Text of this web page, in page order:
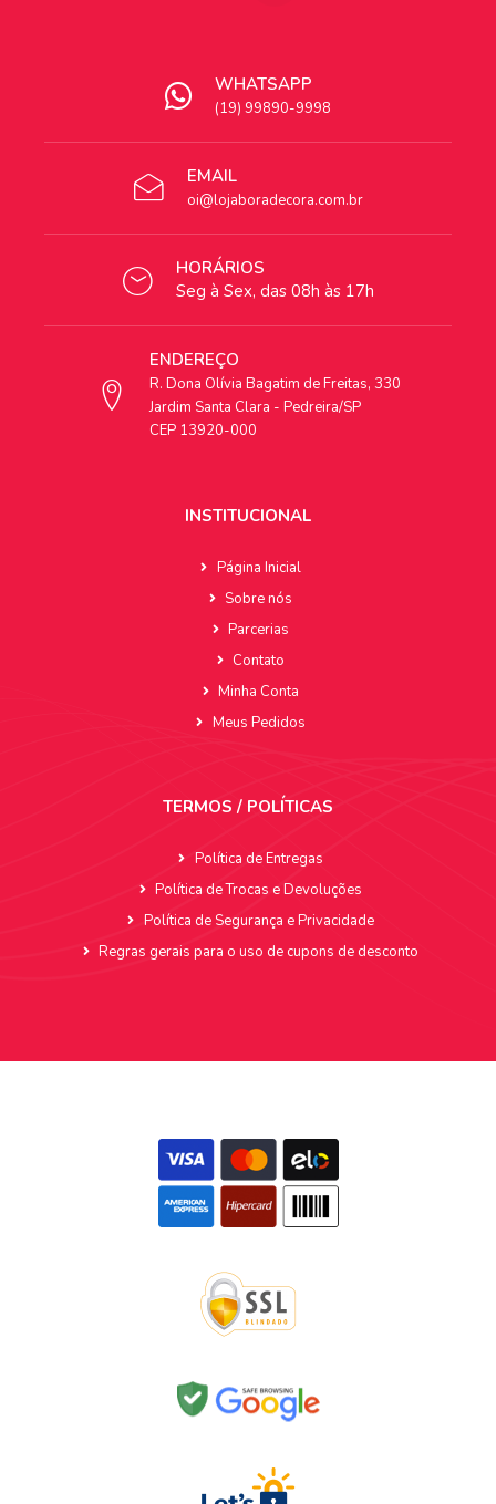
WHATSAPP
(19) 99890-9998
EMAIL
oi@lojaboradecora.com.br
HORÁRIOS
Seg à Sex, das 08h às 17h
ENDEREÇO
R. Dona Olívia Bagatim de Freitas, 330
Jardim Santa Clara - Pedreira/SP
CEP 13920-000
INSTITUCIONAL
Página Inicial
Sobre nós
Parcerias
Contato
Minha Conta
Meus Pedidos
TERMOS / POLÍTICAS
Política de Entregas
Política de Trocas e Devoluções
Política de Segurança e Privacidade
Regras gerais para o uso de cupons de desconto